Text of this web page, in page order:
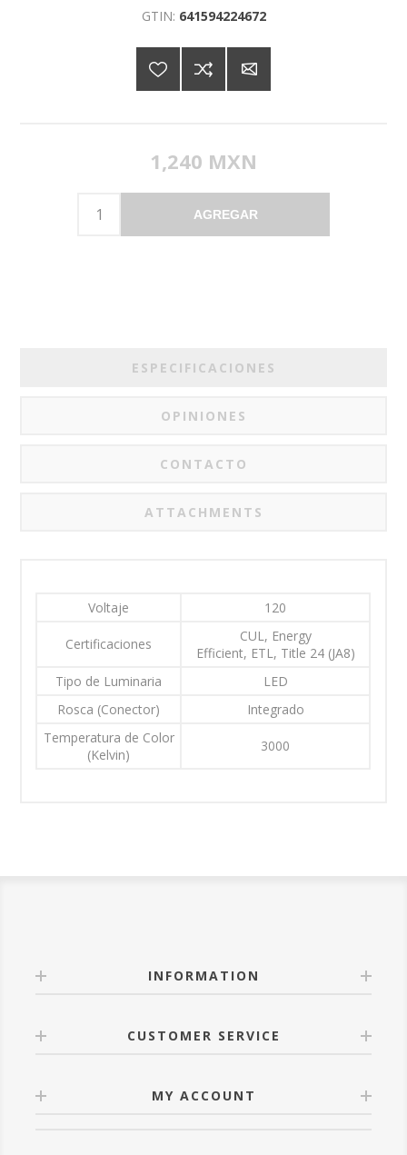
GTIN: 641594224672
1,240 MXN
AGREGAR
ESPECIFICACIONES
OPINIONES
CONTACTO
ATTACHMENTS
Voltaje 120
Certificaciones
CUL, Energy
Efficient, ETL, Title 24 (JA8)
Tipo de Luminaria
LED
Rosca (Conector)
Integrado
Temperatura de Color
(Kelvin)
3000
INFORMATION
CUSTOMER SERVICE
MY ACCOUNT